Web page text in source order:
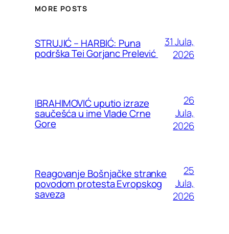
MORE POSTS
STRUJIĆ – HARBIĆ: Puna
podrška Tei Gorjanc Prelević
31 Jula,
2026
IBRAHIMOVIĆ uputio izraze
saučešća u ime Vlade Crne
Gore
26
Jula,
2026
Reagovanje Bošnjačke stranke
povodom protesta Evropskog
saveza
25
Jula,
2026